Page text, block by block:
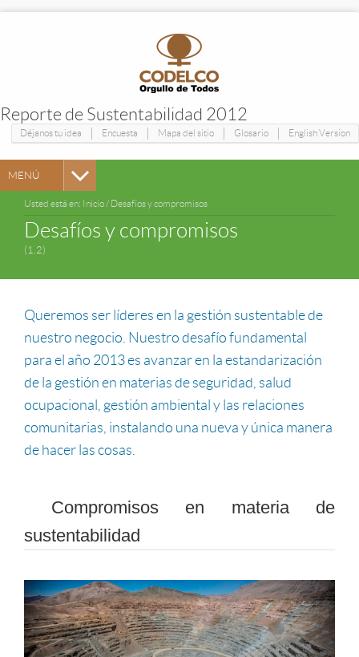
Reporte de Sustentabilidad 2012
Déjanos tu idea Encuesta Mapa del sitio Glosario English Version
MENÚ
Usted está en: Inicio/ Desafíos y compromisos
Desafíos y compromisos
(1.2)
Queremos ser líderes en la gestión sustentable de
nuestro negocio. Nuestro desafío fundamental
para el año 2013 es avanzar en la estandarización
de la gestión en materias de seguridad, salud
ocupacional, gestión ambiental y las relaciones
comunitarias, instalando una nueva y única manera
de hacer las cosas.
Compromisos en materia de
sustentabilidad